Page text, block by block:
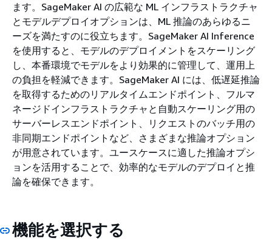
ます。SageMaker AI の広範な ML インフラストラクチャ
とモデルデプロイオプションは、ML 推論のあらゆるニ
ーズを満たすのに役立ちます。SageMaker AI Inference
を使用すると、モデルのデプロイメントをスケーリング
し、本番環境でモデルをより効果的に管理して、運用上
の負担を軽減できます。SageMaker AI には、低遅延推論
を取得するためのリアルタイムエンドポイント、フルマ
ネージドインフラストラクチャと自動スケーリング用の
サーバーレスエンドポイント、リクエストのバッチ用の
非同期エンドポイントなど、さまざまな推論オプション
が用意されています。ユースケースに適した推論オプシ
ョンを活用することで、効率的なモデルのデプロイと推
論を確保できます。
機能を選択する